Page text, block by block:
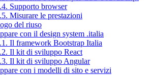
Supporto browser
Misurare le prestazioni
del riuso
con il design system .italia
Il framework Bootstrap Italia
Il kit di sviluppo React
Il kit di sviluppo Angular
con i modelli di sito e servizi